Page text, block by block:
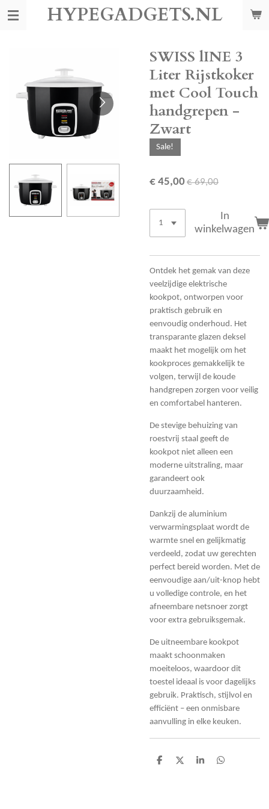
Ga
HYPEGADGETS.NL
SWISS lINE 3
Liter Rijstkoker
met Cool Touch
handgrepen -
Zwart
Sale!
€ 45,00€ 69,00
In
winkelwagen
Ontdek het gemak van deze
veelzijdige elektrische
kookpot, ontworpen voor
praktisch gebruik en
eenvoudig onderhoud. Het
transparante glazen deksel
maakt het mogelijk om het
kookproces gemakkelijk te
volgen, terwijl de koude
handgrepen zorgen voor veilig
en comfortabel hanteren.
De stevige behuizing van
roestvrij staal geeft de
kookpot niet alleen een
moderne uitstraling, maar
garandeert ook
duurzaamheid.
Dankzij de aluminium
verwarmingsplaat wordt de
warmte snel en gelijkmatig
verdeeld, zodat uw gerechten
perfect bereid worden. Met de
eenvoudige aan/uit-knop hebt
u volledige controle, en het
afneembare netsnoer zorgt
voor extra gebruiksgemak.
De uitneembare kookpot
maakt schoonmaken
moeiteloos, waardoor dit
toestel ideaal is voor dagelijks
gebruik. Praktisch, stijlvol en
efficiënt – een onmisbare
aanvulling in elke keuken.
D
D
S
D